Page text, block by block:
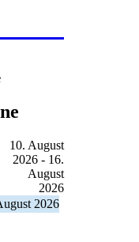
10. August
2026 - 16.
August
2026
2026